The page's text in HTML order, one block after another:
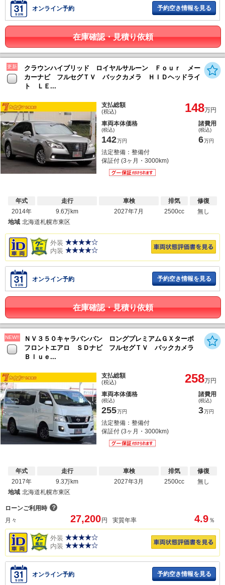
オンライン予約 予約空き情報を見る
在庫確認・見積り依頼
更新
クラウンハイブリッド ロイヤルサルーン Ｆｏｕｒ メー
カーナビ フルセグＴＶ バックカメラ ＨＩＤヘッドライ
ト ＬＥ...
支払総額
(税込) 148万円
車両本体価格
(税込)
142万円
諸費用
(税込)
6万円
法定整備：整備付
保証付 (3ヶ月・3000km)
年式
2014年
走行
9.6万km
車検
2027年7月
排気
2500cc
修復
無し
地域 北海道札幌市東区
外装
内装
オンライン予約 予約空き情報を見る
在庫確認・見積り依頼
NEW!!
ＮＶ３５０キャラバンバン ロングプレミアムＧＸターボ
フロントエアロ ＳＤナビ フルセグＴＶ バックカメラ
Ｂｌｕｅ...
支払総額
(税込) 258万円
車両本体価格
(税込)
255万円
諸費用
(税込)
3万円
法定整備：整備付
保証付 (3ヶ月・3000km)
年式
2017年
走行
9.3万km
車検
2027年3月
排気
2500cc
修復
無し
地域 北海道札幌市東区
ローンご利用時 ？
月々
27,200 円 実質年率 4.9 ％
外装
内装
オンライン予約 予約空き情報を見る